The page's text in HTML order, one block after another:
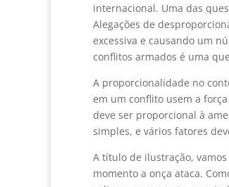
internacional. Uma das
Alegações de
excessiva e causando um
conflitos armados é uma
A proporcionalidade no
em um conflito usem a
deve ser proporcional à
simples, e vários fatores
A título de ilustração,
momento a onça ataca.